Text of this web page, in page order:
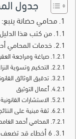
جدول
محامي حضانة
من كتب هذا
خدمات المحامي
صياغة ومراجعة
التحكيم وتسوية
تدقيق الوثائق
أعمال التوثيق
الاستشارات القانونية
ثقة مبنية على
المحامي أحمد
6 أخطاء قد تضعف موقفك في قضايا الحضانة